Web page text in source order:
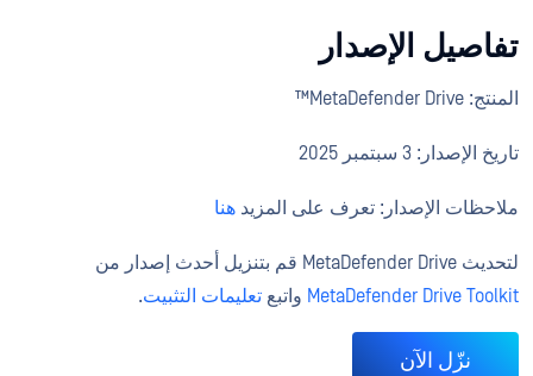
تفاصيل الإصدار
المنتج: MetaDefender Drive™
تاريخ الإصدار: 3 سبتمبر 2025
ملاحظات الإصدار: تعرف على المزيد هنا
لتحديث MetaDefender Drive قم بتنزيل أحدث إصدار من
MetaDefender Drive Toolkit واتبع تعليمات التثبيت.
نزّل الآن